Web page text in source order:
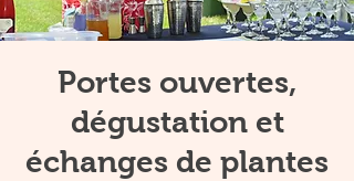
Portes ouvertes,
dégustation et
échanges de plantes